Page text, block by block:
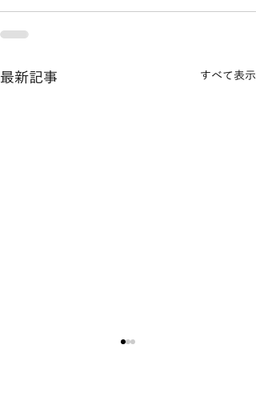
最新記事 すべて表示